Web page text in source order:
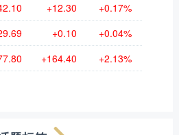
+12.30 +0.17%
+0.10 +0.04%
+164.40 +2.13%